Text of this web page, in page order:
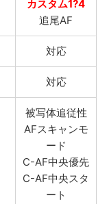
カスタム1?4
追尾AF
対応
対応
被写体追従性
AFスキャンモ
ード
C-AF中央優先
C-AF中央スタ
ート